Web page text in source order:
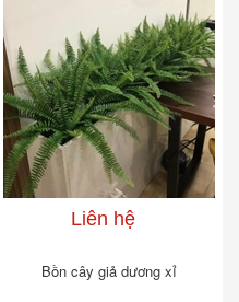
Liên hệ
Bồn cây giả dương xỉ